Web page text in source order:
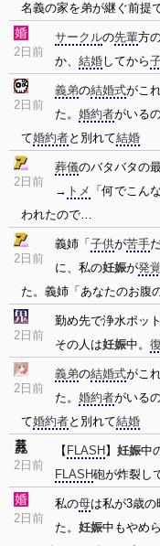
名義の家を弟が継ぐ前提
2日前
サークルの先輩方
か、 結婚してから
2日前
義弟の結婚式がこ
た。 婚約者がいる
て婚約者と別れて結婚
2日前
葬儀のバタバタの最
→ トメ 「何でこん
われたので…
2日前
義姉「 子供が苦手
に、私の妊娠が発覚
た。義姉「あなたのお腹
2日前
勤め先で浄水ポッ
その人は妊娠中。
2日前
義弟の結婚式がこ
た。 婚約者がいる
て婚約者と別れて結婚
2日前
【 FLASH 】 妊娠中
FLASH砲が炸裂し
2日前
私の母は私が3歳の
た。 妊娠中もやめ